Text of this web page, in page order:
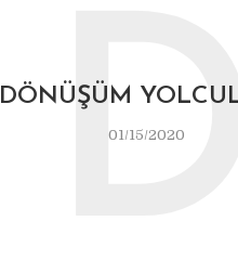
DÖNÜŞÜM
01/15/2020